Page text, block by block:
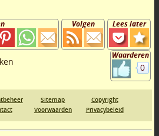
Lees later
Volgen
Waarderen
0
Sitemap
Copyright
Voorwaarden Privacybeleid